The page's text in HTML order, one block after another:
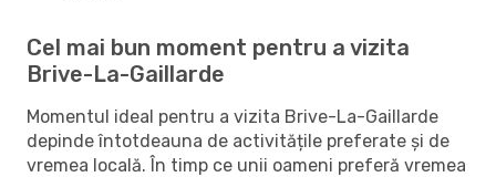
Cel mai bun moment pentru a vizita
Brive-La-Gaillarde
Momentul ideal pentru a vizita Brive-La-Gaillarde
depinde întotdeauna de activitățile preferate și de
vremea locală. În timp ce unii oameni preferă vremea